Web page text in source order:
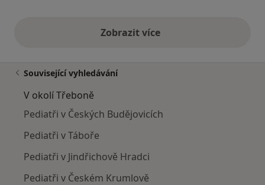
Zobrazit vícevýše uvedené názory
Související vyhledávání
V okolí Třeboně
Pediatři v Českých Budějovicích
Pediatři v Táboře
Pediatři v Jindřichově Hradci
Pediatři v Českém Krumlově